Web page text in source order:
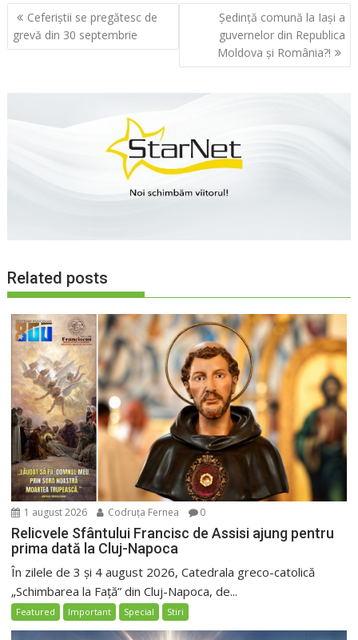
Navigare
în
articole
Ceferiştii se pregătesc de
grevă din 30 septembrie
Şedinţă comună la Iaşi a
guvernelor din Republica
Moldova şi România?!
Related posts
1 august 2026 Codruța Fernea 0
Relicvele Sfântului Francisc de Assisi ajung pentru
prima dată la Cluj-Napoca
În zilele de 3 și 4 august 2026, Catedrala greco-catolică
„Schimbarea la Față” din Cluj-Napoca, de...
Featured Important Special Stiri